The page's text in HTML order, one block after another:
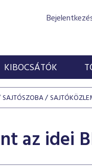
KIBOCSÁTÓK
SAJTÓSZOBA
az idei